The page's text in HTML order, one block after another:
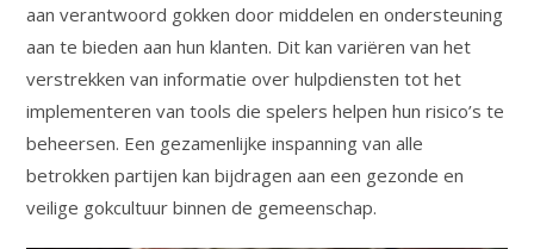
aan verantwoord gokken door middelen en ondersteuning
aan te bieden aan hun klanten. Dit kan variëren van het
verstrekken van informatie over hulpdiensten tot het
implementeren van tools die spelers helpen hun risico’s te
beheersen. Een gezamenlijke inspanning van alle
betrokken partijen kan bijdragen aan een gezonde en
veilige gokcultuur binnen de gemeenschap.